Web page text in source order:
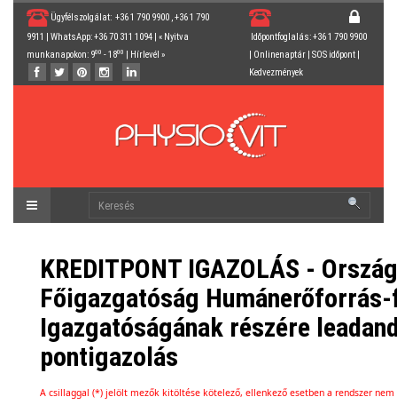
Ügyfélszolgálat: +36 1 790 9900 , +36 1 790
9911 | WhatsApp: +36 70 311 1094 | « Nyitva
munkanapokon: 900 - 1800 Hírlevél »
Időpontfoglalás: +36 1 790 9900
Onlinenaptár| SOS időpont|
Kedvezmények
KREDITPONT IGAZOLÁS -
Főigazgatóság
Igazgatóságának részére
pontigazolás
A csillaggal (*) jelölt mezők kitöltése kötelező, ellenkező esetben a rendszer